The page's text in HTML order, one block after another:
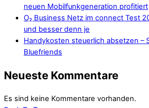
neuen Mobilfunkgeneration profitiert
O₂ Business Netz im connect Test
und besser denn je
Handykosten steuerlich absetzen –
Bluefriends
Neueste Kommentare
Es sind keine Kommentare vorhanden.